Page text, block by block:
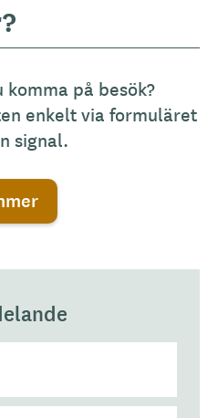
på besök?
enkelt via formuläret
signal.